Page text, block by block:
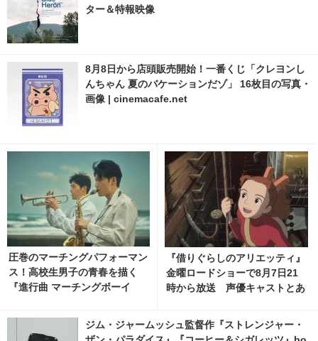
ター＆特報映像
8月8日から店頭販売開始！一番くじ「クレヨンし
んちゃん 夏のバケーションだゾ」 16枚目の写真・
画像 | cinemacafe.net
圧巻のマーチングパフォーマン
ス！高校生男子の青春を描く
『進行曲 マーチングボーイ
『借りぐらしのアリエッティ』
金曜ロードショーで8月7日21
時から放送 声優キャストとあ
ジム・ジャームッシュ監督作『ストレンジャー・